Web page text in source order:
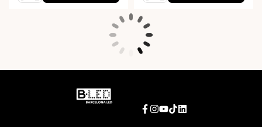
Facebook
Instagram
YouTube
TikTokLinkedIn